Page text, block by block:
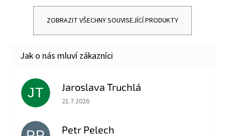
ZOBRAZIT VŠECHNY SOUVISEJÍCÍ PRODUKTY
JT Jaroslava Truchlá
Hodnocení obchodu je 5 z 5 hvězdiček.
21.7.2026
Petr Pelech